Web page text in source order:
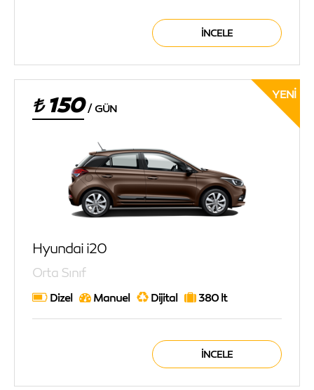
İNCELE
YENI
150 / GÜN
Hyundai i20
Orta Sınıf
Dizel Manuel Dijital 380 lt
İNCELE